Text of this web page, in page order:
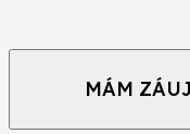
MÁM